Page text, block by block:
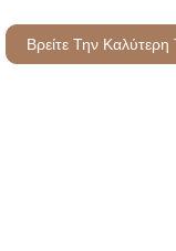
Βρείτε Την Καλύτερη